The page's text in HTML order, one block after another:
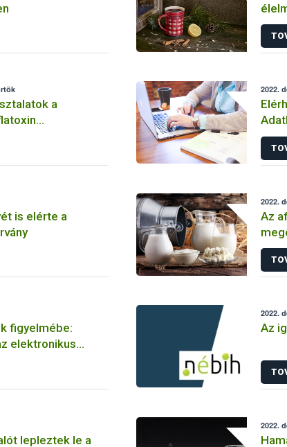
a
2022.
is elérte a
2022.
Az
figyelmébe:
elektronikus
benyújtásához
2022.
Az
lepleztek le a
2022.